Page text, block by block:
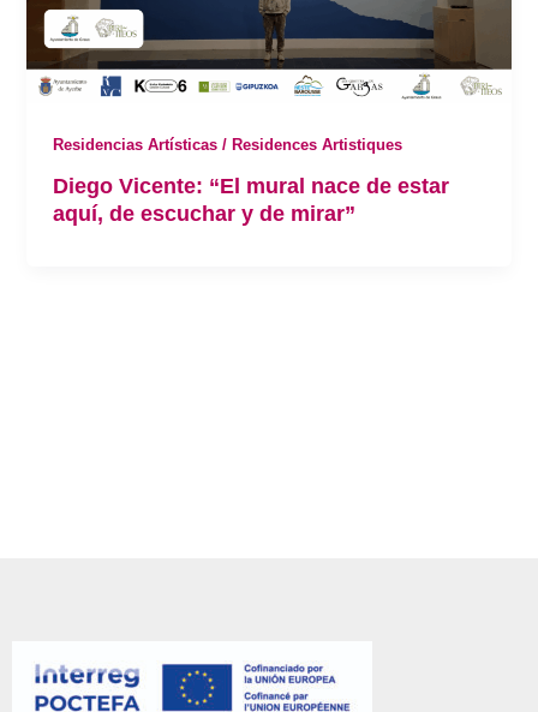
Residencias Artísticas / Residences Artistiques
Diego Vicente: “El mural nace de estar
aquí, de escuchar y de mirar”